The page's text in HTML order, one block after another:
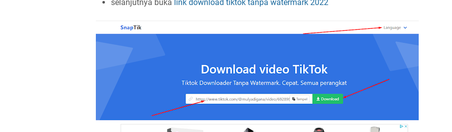
selanjutnya buka link download tiktok tanpa watermark 2022